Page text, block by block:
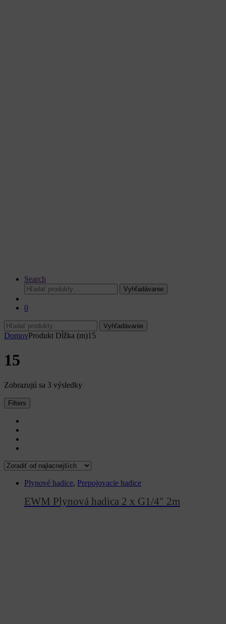
Search
Hľadať:
Vyhľadávanie
0
Hľadať:
Vyhľadávanie
DomovProdukt Dĺžka (m)15
15
Zobrazujú sa 3 výsledkyZoradené
Filters
Plynové hadice, Prepojovacie hadice
EWM Plynová hadica 2 x G1/4″ 2m